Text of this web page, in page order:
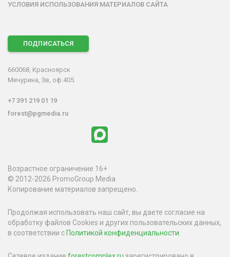
УСЛОВИЯ ИСПОЛЬЗОВАНИЯ МАТЕРИАЛОВ САЙТА
ПОДПИСАТЬСЯ
660068, Красноярск
Мичурина, 3в, оф.405
+7 391 219 01 19
forest@pgmedia.ru
Возрастное ограничение 16+
© 2012-2026 PromoGroup Media
Копирование материалов запрещено.
Продолжая использовать наш сайт, вы даете согласие на
обработку файлов Cookies и других пользовательских данных,
в соответствии с Политикой конфиденциальности